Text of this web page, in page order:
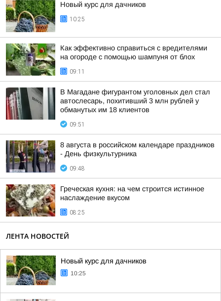
Новый курс для дачников
10:25
Как эффективно справиться с вредителями
на огороде с помощью шампуня от блох
09:11
В Магадане фигурантом уголовных дел стал
автослесарь, похитивший 3 млн рублей у
обманутых им 18 клиентов
09:51
8 августа в российском календаре праздников
- День физкультурника
09:48
Греческая кухня: на чем строится истинное
наслаждение вкусом
08:25
ЛЕНТА НОВОСТЕЙ
Новый курс для дачников
10:25